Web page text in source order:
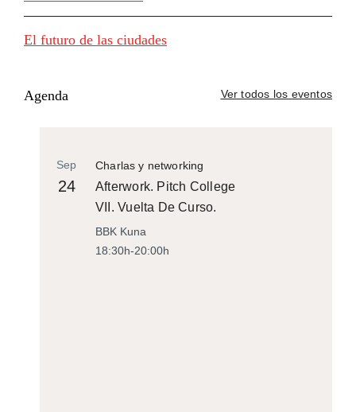
El futuro de las ciudades
Agenda Ver todos los eventos
Charlas y networking
Sep
24
Afterwork. Pitch College
VII. Vuelta De Curso.
BBK Kuna
18:30h-20:00h